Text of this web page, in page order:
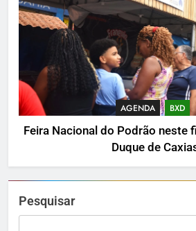
AGENDA BXD
Feira Nacional do Podrão neste
Duque de
Pesquisar